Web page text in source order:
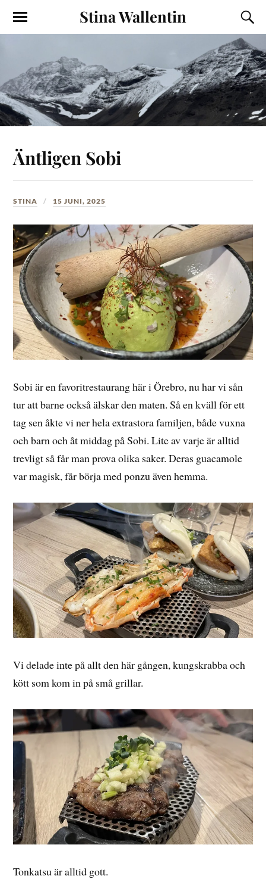
Stina Wallentin
Äntligen Sobi
STINA 15 JUNI, 2025
Sobi är en favoritrestaurang här i Örebro, nu har vi sån
tur att barne också älskar den maten. Så en kväll för ett
tag sen åkte vi ner hela extrastora familjen, både vuxna
och barn och åt middag på Sobi. Lite av varje är alltid
trevligt så får man prova olika saker. Deras guacamole
var magisk, får börja med ponzu även hemma.
Vi delade inte på allt den här gången, kungskrabba och
kött som kom in på små grillar.
Tonkatsu är alltid gott.